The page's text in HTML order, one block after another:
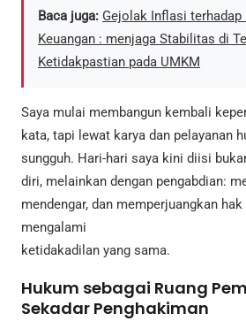
Baca juga: Gejolak Inflasi terhadap
Keuangan : menjaga Stabilitas di
Ketidakpastian pada UMKM
Saya mulai membangun kembali
kata, tapi lewat karya dan pelayanan
sungguh. Hari-hari saya kini diisi
diri, melainkan dengan pengabdian:
mendengar, dan memperjuangkan
mengalami
ketidakadilan yang sama.
Hukum sebagai Ruang
Sekadar Penghakiman